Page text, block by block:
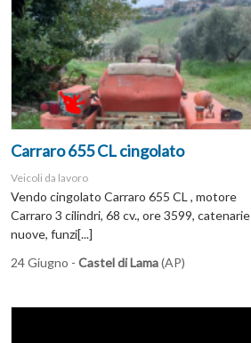
Carraro 655 CL cingolato
Veicoli da lavoro
Vendo cingolato Carraro 655 CL , motore
Carraro 3 cilindri, 68 cv., ore 3599, catenarie
nuove, funzi[...]
24 Giugno - Castel di Lama(AP)